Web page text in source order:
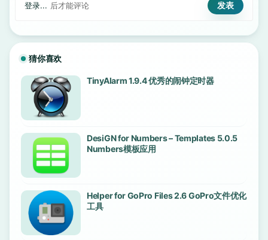
登录... 后才能评论
猜你喜欢
TinyAlarm 1.9.4 优秀的闹钟定时器
DesiGN for Numbers – Templates 5.0.5
Numbers模板应用
Helper for GoPro Files 2.6 GoPro文件优化
工具